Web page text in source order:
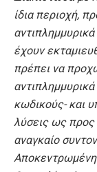
ίδια περιοχή,
έχουν
πρέπει να
κωδικούς- και
λύσεις ως προς
αναγκαίο